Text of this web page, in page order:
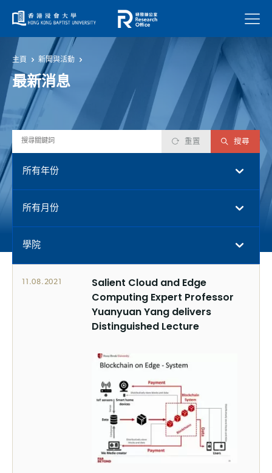
菜單
主頁 新聞與活動
最新消息
重置 搜尋
所有年份
所有月份
學院
11.08.2021
Salient Cloud and Edge
Computing Expert Professor
Yuanyuan Yang delivers
Distinguished Lecture